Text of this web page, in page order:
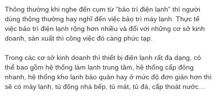
Thông thường khi nghe đến cụm từ “bảo trì điện lạnh” thì người
dùng thông thường hay nghĩ đến việc bảo trì máy lạnh. Thực tế
việc bảo trì điện lạnh rộng hơn nhiều và đối với những cơ sở kinh
doanh, sản xuất thì công việc đó càng phức tạp.
Trong các cơ sở kinh doanh thì thiết bị điện lạnh rất đa dạng, có
thể bao gồm hệ thống làm lạnh trung tâm, hệ thống cấp đông
nhanh, hệ thống kho lạnh bảo quản hay ở mức độ đơn giản hơn thì
sẽ có máy lạnh, tủ đông nhà bếp, tủ mát, tủ đá, cấp thoát nước…